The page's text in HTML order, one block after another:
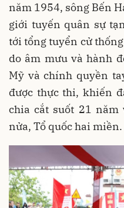
năm 1954, sông Bến
giới tuyến quân sự
tới tổng tuyển cử
do âm mưu và hành
Mỹ và chính quyền
được thực thi, khiến
chia cắt suốt 21
nửa, Tổ quốc hai miền.